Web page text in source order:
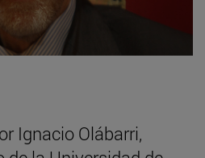
Ignacio Olábarri,